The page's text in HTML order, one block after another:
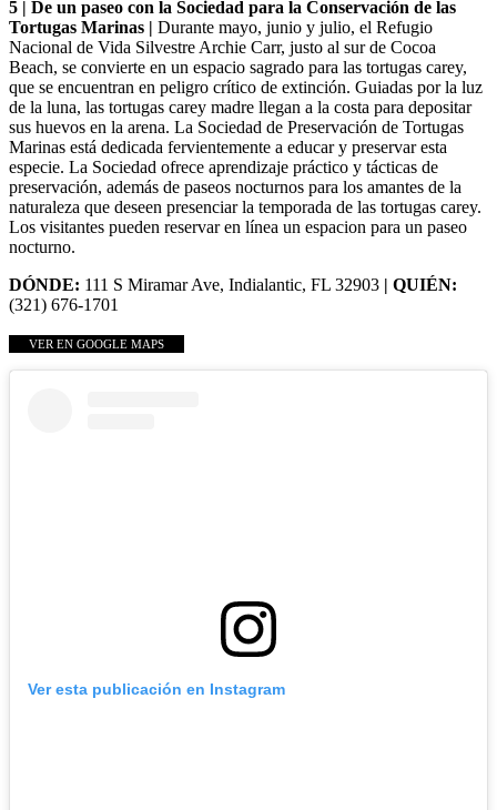
5 | De un paseo con la Sociedad para la Conservación de las
Tortugas Marinas | Durante mayo, junio y julio, el Refugio
Nacional de Vida Silvestre Archie Carr, justo al sur de Cocoa
Beach, se convierte en un espacio sagrado para las tortugas carey,
que se encuentran en peligro crítico de extinción. Guiadas por la luz
de la luna, las tortugas carey madre llegan a la costa para depositar
sus huevos en la arena. La Sociedad de Preservación de Tortugas
Marinas está dedicada fervientemente a educar y preservar esta
especie. La Sociedad ofrece aprendizaje práctico y tácticas de
preservación, además de paseos nocturnos para los amantes de la
naturaleza que deseen presenciar la temporada de las tortugas carey.
Los visitantes pueden reservar en línea un espacion para un paseo
nocturno.
DÓNDE: 111 S Miramar Ave, Indialantic, FL 32903 | QUIÉN:
(321) 676-1701
VER EN GOOGLE MAPS
Ver esta publicación en Instagram